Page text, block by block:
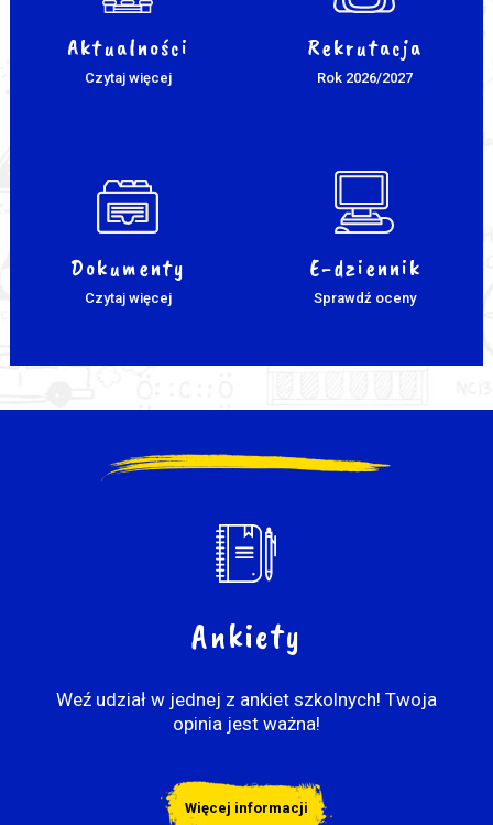
Aktualności
Czytaj więcej
Rekrutacja
Rok 2026/2027
Dokumenty
Czytaj więcej
E-dziennik
Sprawdź oceny
Ankiety
Weź udział w jednej z ankiet szkolnych! Twoja
opinia jest ważna!
Więcej informacji